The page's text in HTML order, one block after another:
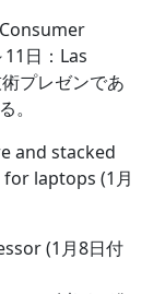
日：Las
プレゼンであ
。
and stacked
laptops (1月
(1月8日付